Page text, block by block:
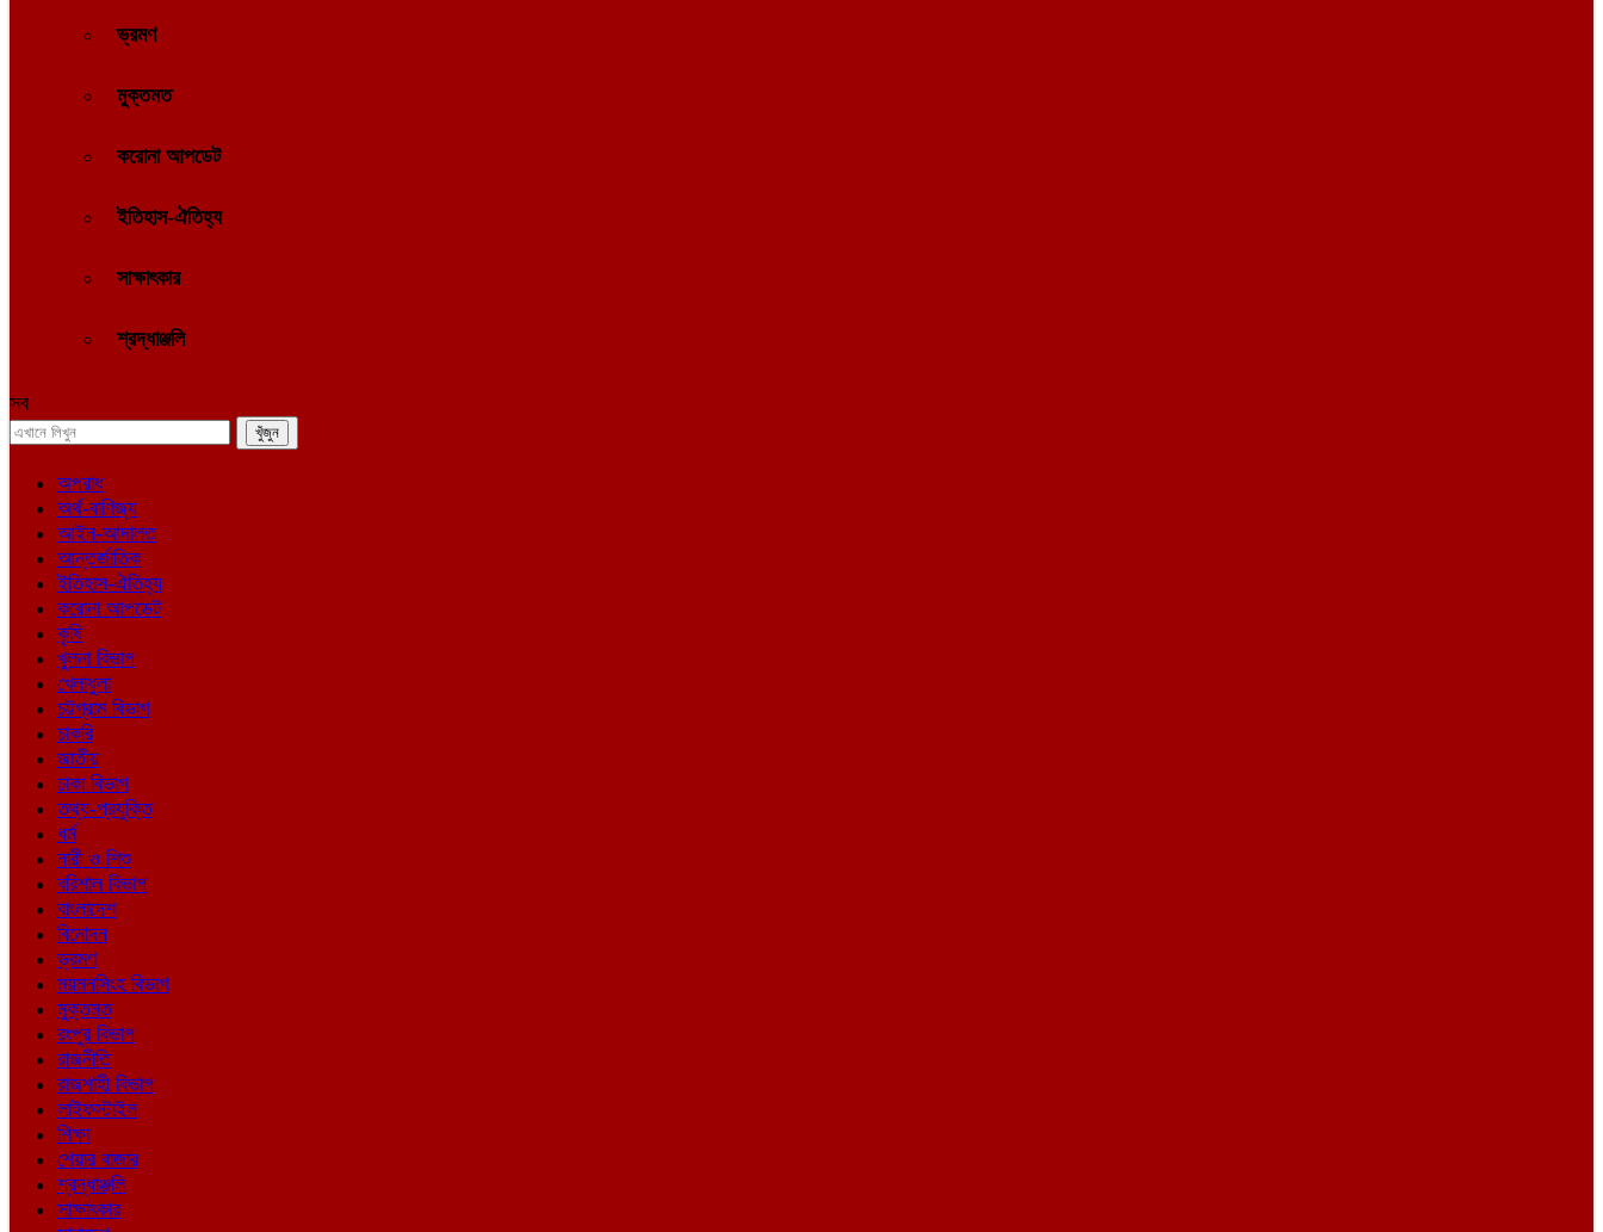
ভ্রমণ
মুক্তমত
করোনা আপডেট
ইতিহাস-ঐতিহ্য
সাক্ষাৎকার
শ্রদ্ধাঞ্জলি
সব
অপরাধ
অর্থ-বাণিজ্য
আইন-আদালত
আন্তর্জাতিক
ইতিহাস-ঐতিহ্য
করোনা আপডেট
কৃষি
খুলনা বিভাগ
খেলাধুলা
চট্টগ্রাম বিভাগ
চাকরি
জাতীয়
ঢাকা বিভাগ
তথ্য-প্রযুক্তি
ধর্ম
নারী ও শিশু
বরিশাল বিভাগ
বাংলাদেশ
বিনোদন
ভ্রমণ
ময়মনসিংহ বিভাগ
মুক্তমত
রংপুর বিভাগ
রাজনীতি
রাজশাহী বিভাগ
লাইফস্টাইল
শিক্ষা
শেয়ার বাজার
শ্রদ্ধাঞ্জলি
সাক্ষাৎকার